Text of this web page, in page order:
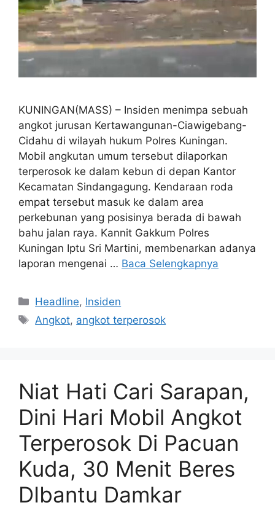
KUNINGAN(MASS) – Insiden menimpa sebuah
angkot jurusan Kertawangunan-Ciawigebang-
Cidahu di wilayah hukum Polres Kuningan.
Mobil angkutan umum tersebut dilaporkan
terperosok ke dalam kebun di depan Kantor
Kecamatan Sindangagung. Kendaraan roda
empat tersebut masuk ke dalam area
perkebunan yang posisinya berada di bawah
bahu jalan raya. Kannit Gakkum Polres
Kuningan Iptu Sri Martini, membenarkan adanya
laporan mengenai … Baca Selengkapnya
Kategori
Headline, Insiden
Tag
Angkot, angkot terperosok
Niat Hati Cari Sarapan,
Dini Hari Mobil Angkot
Terperosok Di Pacuan
Kuda, 30 Menit Beres
DIbantu Damkar